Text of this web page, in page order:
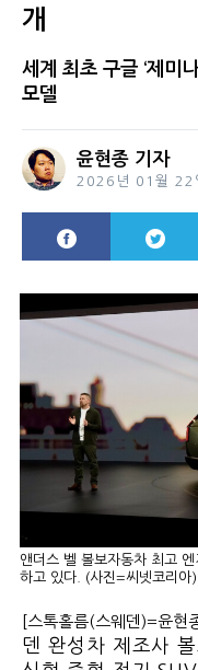
개
세계 최초 구글 ‘제미
모델
윤현종 기자
2026년 01월 22
앤더스 벨 볼보자동차 최고
하고 있다. (사진=씨넷코리아)
[스톡홀름(스웨덴)=윤현
덴 완성차 제조사